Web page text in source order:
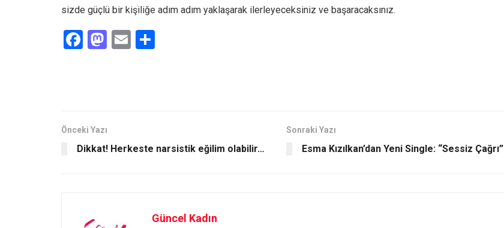
sizde güçlü bir kişiliğe adım adım yaklaşarak ilerleyeceksiniz ve başaracaksınız.
F
o
k
M
n
E
Önceki Yazı
Dikkat! Herkeste narsistik eğilim olabilir…
Sonraki Yazı
Esma Kızılkan’dan Yeni Single: “Sessiz Çağrı”
Güncel Kadın